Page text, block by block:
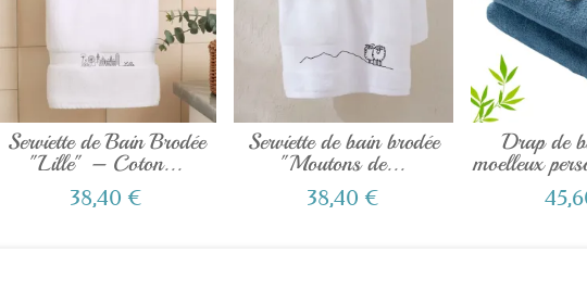
Serviette de Bain Brodée
"Lille" – Coton...
38,40 €
Serviette de bain brodée
"Moutons de...
38,40 €
Drap de
moelleux